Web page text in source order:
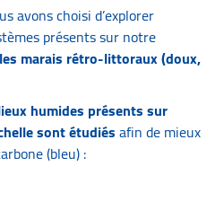
avons choisi d’explorer
présents sur notre
marais rétro-littoraux (doux,
humides présents sur
sont étudiésafin de mieux
(bleu) :